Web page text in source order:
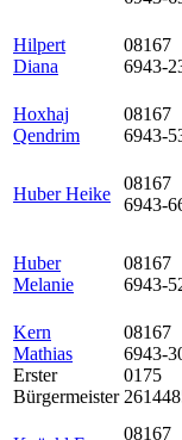
Hilpert
Diana
08167
6943-
Hoxhaj
Qendrim
08167
6943-
Huber Heike
08167
6943-
Huber
Melanie
08167
6943-
Kern
Mathias
Erster
Bürgermeister
08167
6943-
0175
08167